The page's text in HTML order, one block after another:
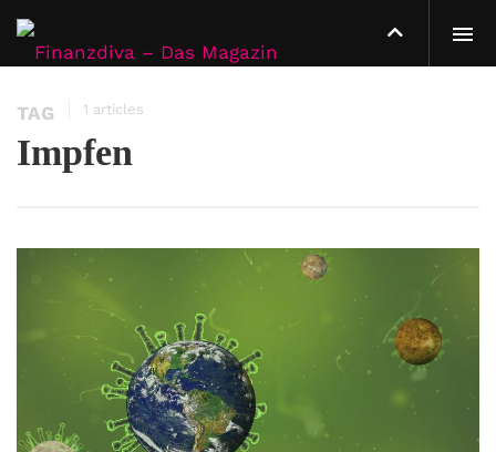
TAG 1 articles
Impfen